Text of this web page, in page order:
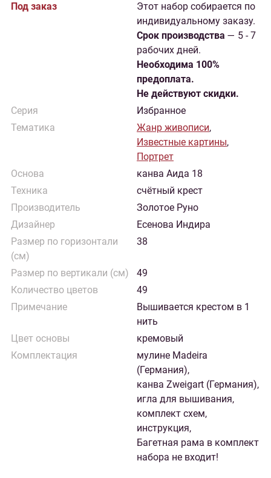
Под заказ
Этот набор собирается по
индивидуальному заказу.
Cрок производства — 5 - 7
рабочих дней.
Необходима 100%
предоплата.
Не действуют скидки.
Серия
Избранное
Тематика
Жанр живописи,
Известные картины,
Портрет
Основа
канва Аида 18
Техника
счётный крест
Производитель
Золотое Руно
Дизайнер
Есенова Индира
Размер по горизонтали
(см)
38
Размер по вертикали (см)
49
Количество цветов
49
Примечание
Вышивается крестом в 1
нить
Цвет основы
кремовый
Комплектация
мулине Madeira
(Германия),
канва Zweigart (Германия),
игла для вышивания,
комплект схем,
инструкция,
Багетная рама в комплект
набора не входит!